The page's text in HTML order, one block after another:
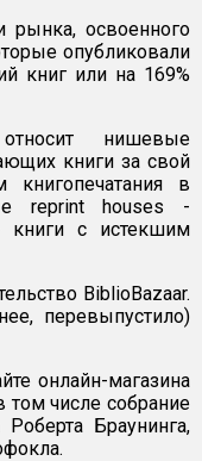
рынка, освоенного
опубликовали
книг или на 169%
нишевые
книги за свой
в
reprint houses -
книги с истекшим
BiblioBazaar.
перевыпустило)
онлайн-магазина
том числе собрание
Браунинга,